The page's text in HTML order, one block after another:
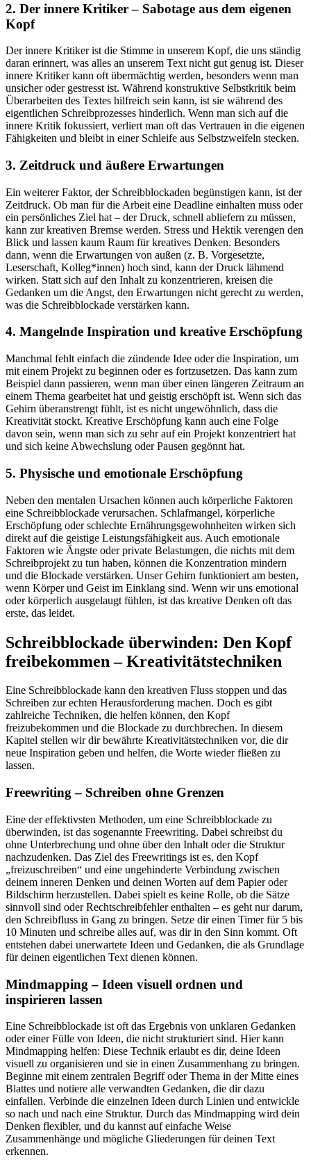
2. Der innere Kritiker – Sabotage aus dem eigenen
Kopf
Der innere Kritiker ist die Stimme in unserem Kopf, die uns ständig
daran erinnert, was alles an unserem Text nicht gut genug ist. Dieser
innere Kritiker kann oft übermächtig werden, besonders wenn man
unsicher oder gestresst ist. Während konstruktive Selbstkritik beim
Überarbeiten des Textes hilfreich sein kann, ist sie während des
eigentlichen Schreibprozesses hinderlich. Wenn man sich auf die
innere Kritik fokussiert, verliert man oft das Vertrauen in die eigenen
Fähigkeiten und bleibt in einer Schleife aus Selbstzweifeln stecken.
3. Zeitdruck und äußere Erwartungen
Ein weiterer Faktor, der Schreibblockaden begünstigen kann, ist der
Zeitdruck. Ob man für die Arbeit eine Deadline einhalten muss oder
ein persönliches Ziel hat – der Druck, schnell abliefern zu müssen,
kann zur kreativen Bremse werden. Stress und Hektik verengen den
Blick und lassen kaum Raum für kreatives Denken. Besonders
dann, wenn die Erwartungen von außen (z. B. Vorgesetzte,
Leserschaft, Kolleg*innen) hoch sind, kann der Druck lähmend
wirken. Statt sich auf den Inhalt zu konzentrieren, kreisen die
Gedanken um die Angst, den Erwartungen nicht gerecht zu werden,
was die Schreibblockade verstärken kann.
4. Mangelnde Inspiration und kreative Erschöpfung
Manchmal fehlt einfach die zündende Idee oder die Inspiration, um
mit einem Projekt zu beginnen oder es fortzusetzen. Das kann zum
Beispiel dann passieren, wenn man über einen längeren Zeitraum an
einem Thema gearbeitet hat und geistig erschöpft ist. Wenn sich das
Gehirn überanstrengt fühlt, ist es nicht ungewöhnlich, dass die
Kreativität stockt. Kreative Erschöpfung kann auch eine Folge
davon sein, wenn man sich zu sehr auf ein Projekt konzentriert hat
und sich keine Abwechslung oder Pausen gegönnt hat.
5. Physische und emotionale Erschöpfung
Neben den mentalen Ursachen können auch körperliche Faktoren
eine Schreibblockade verursachen. Schlafmangel, körperliche
Erschöpfung oder schlechte Ernährungsgewohnheiten wirken sich
direkt auf die geistige Leistungsfähigkeit aus. Auch emotionale
Faktoren wie Ängste oder private Belastungen, die nichts mit dem
Schreibprojekt zu tun haben, können die Konzentration mindern
und die Blockade verstärken. Unser Gehirn funktioniert am besten,
wenn Körper und Geist im Einklang sind. Wenn wir uns emotional
oder körperlich ausgelaugt fühlen, ist das kreative Denken oft das
erste, das leidet.
Schreibblockade überwinden: Den Kopf
freibekommen – Kreativitätstechniken
Eine Schreibblockade kann den kreativen Fluss stoppen und das
Schreiben zur echten Herausforderung machen. Doch es gibt
zahlreiche Techniken, die helfen können, den Kopf
freizubekommen und die Blockade zu durchbrechen. In diesem
Kapitel stellen wir dir bewährte Kreativitätstechniken vor, die dir
neue Inspiration geben und helfen, die Worte wieder fließen zu
lassen.
Freewriting – Schreiben ohne Grenzen
Eine der effektivsten Methoden, um eine Schreibblockade zu
überwinden, ist das sogenannte Freewriting. Dabei schreibst du
ohne Unterbrechung und ohne über den Inhalt oder die Struktur
nachzudenken. Das Ziel des Freewritings ist es, den Kopf
„freizuschreiben“ und eine ungehinderte Verbindung zwischen
deinem inneren Denken und deinen Worten auf dem Papier oder
Bildschirm herzustellen. Dabei spielt es keine Rolle, ob die Sätze
sinnvoll sind oder Rechtschreibfehler enthalten – es geht nur darum,
den Schreibfluss in Gang zu bringen. Setze dir einen Timer für 5 bis
10 Minuten und schreibe alles auf, was dir in den Sinn kommt. Oft
entstehen dabei unerwartete Ideen und Gedanken, die als Grundlage
für deinen eigentlichen Text dienen können.
Mindmapping – Ideen visuell ordnen und
inspirieren lassen
Eine Schreibblockade ist oft das Ergebnis von unklaren Gedanken
oder einer Fülle von Ideen, die nicht strukturiert sind. Hier kann
Mindmapping helfen: Diese Technik erlaubt es dir, deine Ideen
visuell zu organisieren und sie in einen Zusammenhang zu bringen.
Beginne mit einem zentralen Begriff oder Thema in der Mitte eines
Blattes und notiere alle verwandten Gedanken, die dir dazu
einfallen. Verbinde die einzelnen Ideen durch Linien und entwickle
so nach und nach eine Struktur. Durch das Mindmapping wird dein
Denken flexibler, und du kannst auf einfache Weise
Zusammenhänge und mögliche Gliederungen für deinen Text
erkennen.